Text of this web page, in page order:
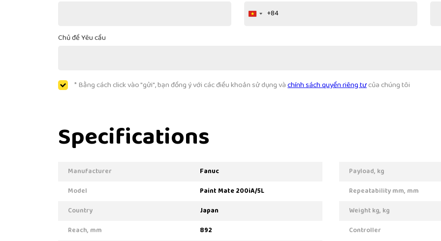
Vietnam
+84
Chủ đề Yêu cầu
* Bằng cách click vào "gửi", bạn đồng ý với các điều khoản sử dụng vàchính sách quyền riêng tưcủa chúng tôi
Specifications
Manufacturer
Fanuc
Model
Paint Mate 200iA/5L
Country
Japan
Reach, mm
892
Payload, kg
Repeatability mm, mm
Weight kg, kg
Controller